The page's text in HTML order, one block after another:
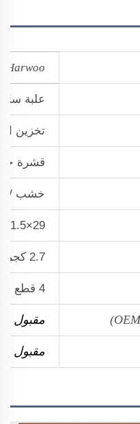
Harwoo
علبة
تخزين
قشرة
خشب /
29×21.5×16 سم / 35.5×27×24 سم
2.7 كجم / 3.1 كجم
4 قطع
مقبول
مقبول